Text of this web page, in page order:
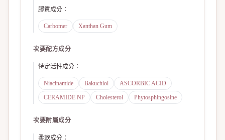
膠質成分 ：
Carbomer Xanthan Gum
次要配方成分
特定活性成分 ：
Niacinamide Bakuchiol
ASCORBIC ACID
CERAMIDE NP
Cholesterol Phytosphingosine
次要附屬成分
柔軟成分 ：